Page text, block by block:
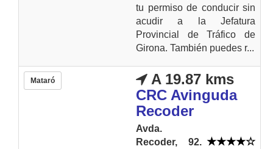
tu permiso de conducir sin
acudir a la Jefatura
Provincial de Tráfico de
Girona. También puedes r...
Mataró
A 19.87 kms
CRC Avinguda
Recoder
Avda.
Recoder, 92.